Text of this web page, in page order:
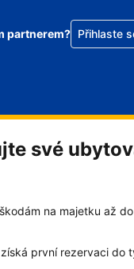
partnerem? Přihlaste
své
na majetku až
první rezervaci do